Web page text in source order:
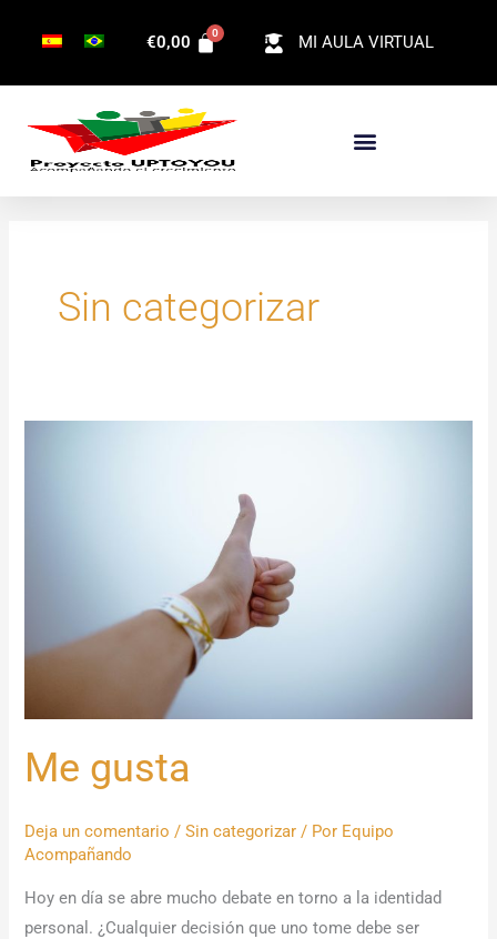
MI AULA VIRTUAL
€0,00
Sin categorizar
Me gusta
Deja un comentario /Sin categorizar / Por Equipo
Acompañando
Hoy en día se abre mucho debate en torno a la identidad
personal. ¿Cualquier decisión que uno tome debe ser